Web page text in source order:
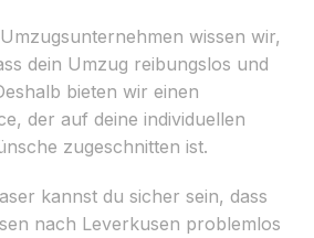
wissen wir,
dein Umzug reibungslos und
bieten wir einen
der auf deine individuellen
zugeschnitten ist.
kannst du sicher sein, dass
nach Leverkusen problemlos